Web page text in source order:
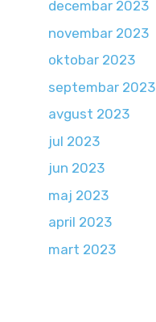
decembar 2023
novembar 2023
oktobar 2023
septembar 2023
avgust 2023
jul 2023
jun 2023
maj 2023
april 2023
mart 2023